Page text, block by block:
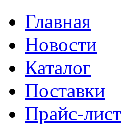
Главная
Новости
Каталог
Поставки
Прайс-лист